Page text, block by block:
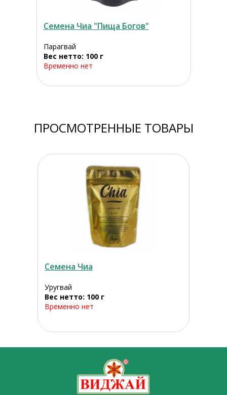
Семена Чиа "Пища Богов"
Парагвай
Вес нетто: 100 г
Временно нет
ПРОСМОТРЕННЫЕ ТОВАРЫ
Семена Чиа
Уругвай
Вес нетто: 100 г
Временно нет